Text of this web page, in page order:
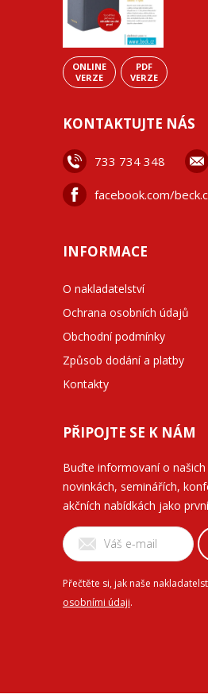
ONLINE
VERZE
PDF
VERZE
KONTAKTUJTE NÁS
733 734 348
facebook.com/
INFORMACE
O nakladatelství
Ochrana osobních údajů
Obchodní podmínky
Způsob dodání a platby
Kontakty
PŘIPOJTE SE K NÁM
Buďte informovaní o našich
novinkách, seminářích,
akčních nabídkách jako
Přečtěte si, jak naše
osobními údaji.